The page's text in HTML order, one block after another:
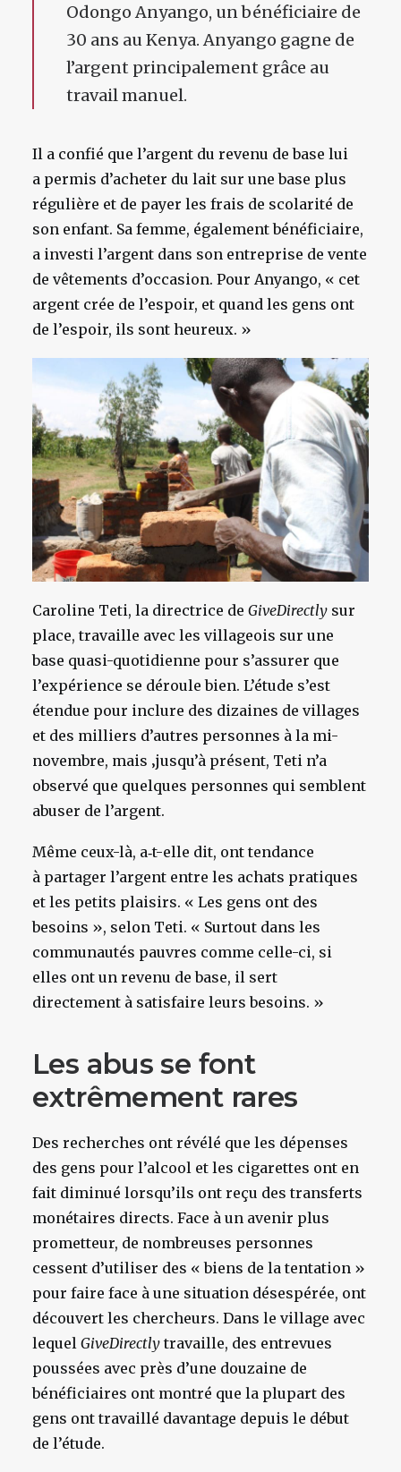
Odongo Anyango, un bénéficiaire de
30 ans au Kenya. Anyango gagne de
l’argent principalement grâce au
travail manuel.
Il a confié que l’argent du revenu de base lui
a permis d’acheter du lait sur une base plus
régulière et de payer les frais de scolarité de
son enfant. Sa femme, également bénéficiaire,
a investi l’argent dans son entreprise de vente
de vêtements d’occasion. Pour Anyango, « cet
argent crée de l’espoir, et quand les gens ont
de l’espoir, ils sont heureux. »
Caroline Teti, la directrice de GiveDirectly sur
place, travaille avec les villageois sur une
base quasi-quotidienne pour s’assurer que
l’expérience se déroule bien. L’étude s’est
étendue pour inclure des dizaines de villages
et des milliers d’autres personnes à la mi-
novembre, mais ‚jusqu’à présent, Teti n’a
observé que quelques personnes qui semblent
abuser de l’argent.
Même ceux-là, a‑t-elle dit, ont tendance
à partager l’argent entre les achats pratiques
et les petits plaisirs. « Les gens ont des
besoins », selon Teti. « Surtout dans les
communautés pauvres comme celle-ci, si
elles ont un revenu de base, il sert
directement à satisfaire leurs besoins. »
Les abus se font
extrêmement rares
Des recherches ont révélé que les dépenses
des gens pour l’alcool et les cigarettes ont en
fait diminué lorsqu’ils ont reçu des transferts
monétaires directs. Face à un avenir plus
prometteur, de nombreuses personnes
cessent d’utiliser des « biens de la tentation »
pour faire face à une situation désespérée, ont
découvert les chercheurs. Dans le village avec
lequel GiveDirectly travaille, des entrevues
poussées avec près d’une douzaine de
bénéficiaires ont montré que la plupart des
gens ont travaillé davantage depuis le début
de l’étude.